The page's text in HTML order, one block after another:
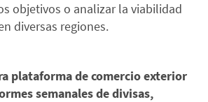
objetivos o analizar la viabilidad
diversas regiones.
plataforma de comercio exterior
semanales de divisas,